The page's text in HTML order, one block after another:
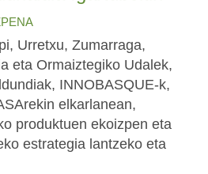
Urretxu, Zumarraga,
eta Ormaiztegiko Udalek,
INNOBASQUE-k,
elkarlanean,
produktuen ekoizpen eta
estrategia lantzeko eta